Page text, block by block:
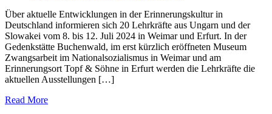
Über aktuelle Entwicklungen in der Erinnerungskultur in
Deutschland informieren sich 20 Lehrkräfte aus Ungarn und der
Slowakei vom 8. bis 12. Juli 2024 in Weimar und Erfurt. In der
Gedenkstätte Buchenwald, im erst kürzlich eröffneten Museum
Zwangsarbeit im Nationalsozialismus in Weimar und am
Erinnerungsort Topf & Söhne in Erfurt werden die Lehrkräfte die
aktuellen Ausstellungen […]
Read More